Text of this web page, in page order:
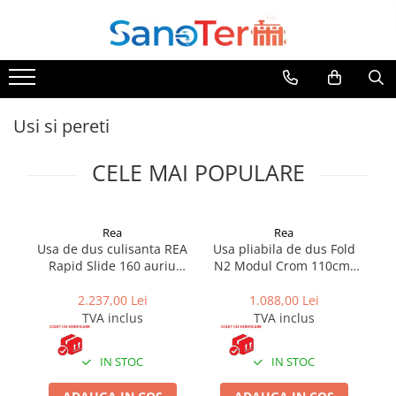
Toate Produsele
Obiecte Sanitare
Lavoare
Lavoare pe blat
Lavoare Colt Duble Speciale
Lavoare stative
Seturi Lavoare
Vase wc
Vase wc suspendate
Vase wc statative
Usi si pereti
CELE MAI POPULARE
Rea
Usa de dus culisanta REA
Rapid Slide 160 auriu
2.237,00 Lei
TVA inclus
IN STOC
Rea
Usa pliabila de dus Fold
N2 Modul Crom 110cm,
1.088,00 Lei
TVA inclus
IN STOC